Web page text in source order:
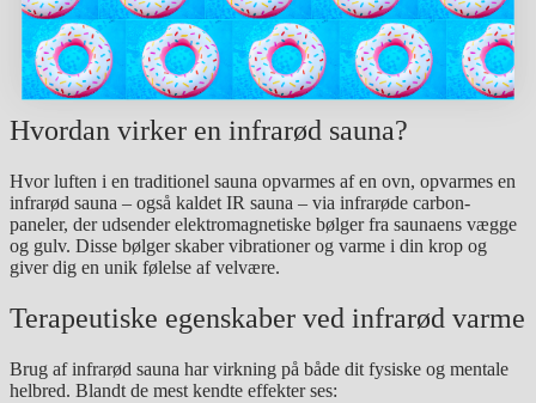
Infrarød sauna – Mariana (1 pers.)
13.995,00kr. Tilføj til kurv
Hvordan virker en infrarød sauna?
Hvor luften i en traditionel sauna opvarmes af en ovn, opvarmes en
infrarød sauna – også kaldet IR sauna – via infrarøde carbon-
paneler, der udsender elektromagnetiske bølger fra saunaens vægge
og gulv. Disse bølger skaber vibrationer og varme i din krop og
giver dig en unik følelse af velvære.
Terapeutiske egenskaber ved infrarød varme
Brug af infrarød sauna har virkning på både dit fysiske og mentale
helbred. Blandt de mest kendte effekter ses: